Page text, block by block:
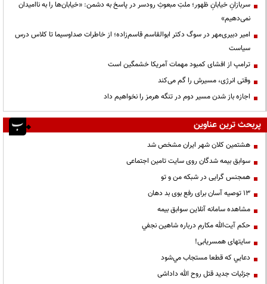
سربازانِ خیابانِ ظهور؛ ملتِ مبعوثِ رودسر در پاسخ به دشمن: «خیابان‌ها را به ناامیدان
نمی‌دهیم»
امیر دبیری‌مهر در سوگ دکتر ابوالقاسم قاسم‌زاده؛ از خاطرات صداوسیما تا کلاس درس
سیاست
ترامپ از افشای کمبود مهمات آمریکا خشمگین است
وقتی انرژی، مسیرش را گم می‌کند
اجازه باز شدن مسیر دوم در تنگه هرمز را نخواهیم داد
پربحث ترین عناوین
هشتمین کلان شهر ایران مشخص شد
سوابق بیمه شدگان روی سایت تامین اجتماعی
همجنس گرایی در شبکه من و تو
13 توصیه آسان برای رفع بوی بد دهان
مشاهده سامانه آنلاين سوابق بیمه
حكم آيت‌الله مكارم درباره شاهين نجفي
سایتهای همسریابی!
دعايي كه قطعا مستجاب مي‌شود
جزئیات جدید قتل روح الله داداشی